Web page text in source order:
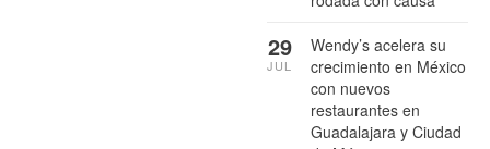
Wendy’s acelera su
crecimiento en México
con nuevos
restaurantes en
Guadalajara y Ciudad
29
JUL